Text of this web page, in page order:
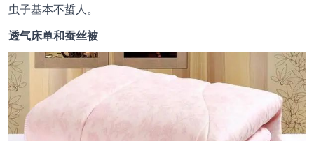
虫子基本不蜇人。
透气床单和蚕丝被